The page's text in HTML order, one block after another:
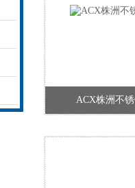
ACX株洲不